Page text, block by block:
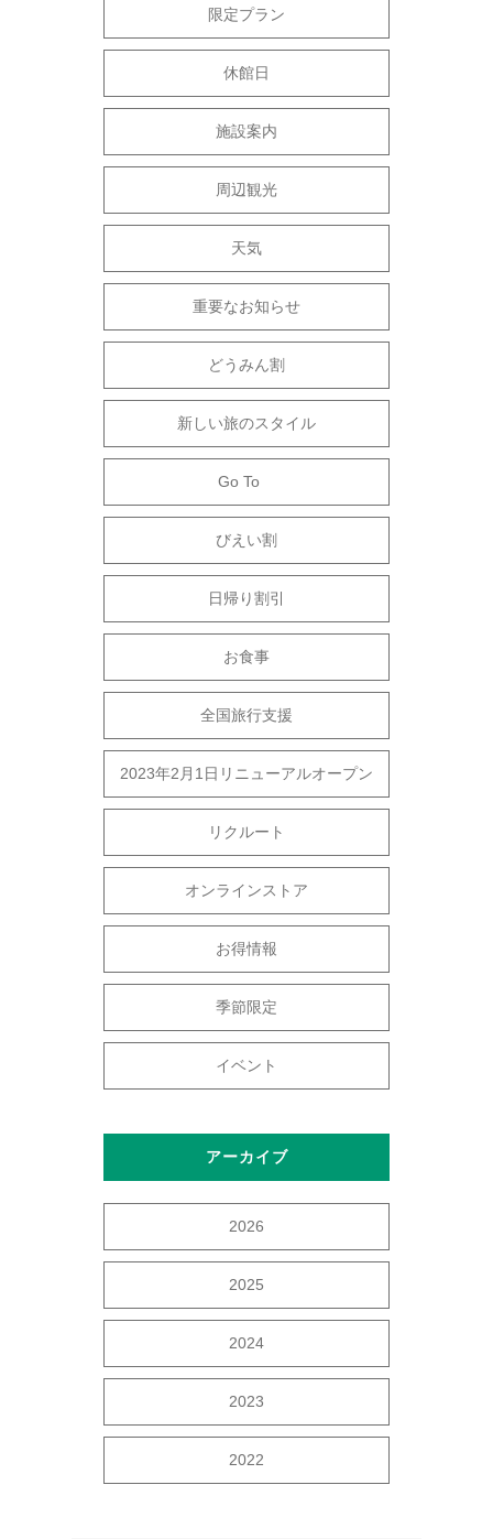
限定プラン
休館日
施設案内
周辺観光
天気
重要なお知らせ
どうみん割
新しい旅のスタイル
Go To
びえい割
日帰り割引
お食事
全国旅行支援
2023年2月1日リニューアルオープン
リクルート
オンラインストア
お得情報
季節限定
イベント
アーカイブ
2026
2025
2024
2023
2022